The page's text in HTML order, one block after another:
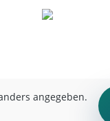
angegeben.